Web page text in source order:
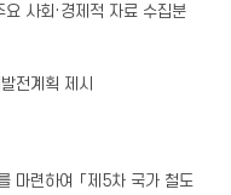
사회·경제적 자료 수집분
전계획 제시
마련하여 「제5차 국가 철도